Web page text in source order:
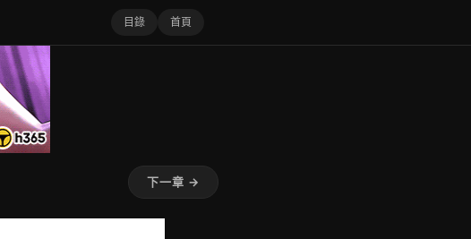
目錄 首頁
下一章 →